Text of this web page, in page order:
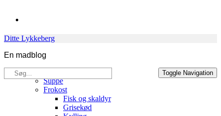
Ditte Lykkeberg
En madblog
Søg
efter:
Toggle Navigation
Opskrifter
Suppe
Frokost
Fisk og skaldyr
Grisekød